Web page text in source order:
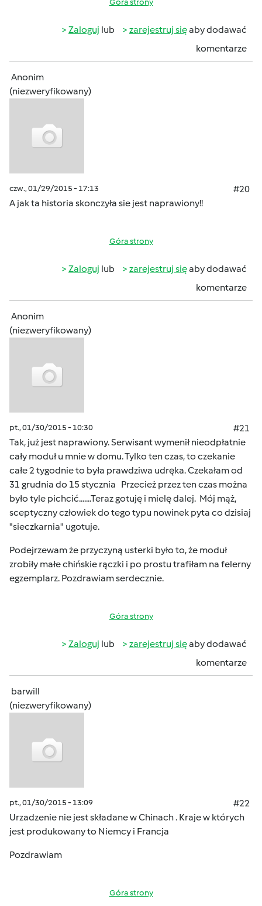
Góra strony
Zaloguj lub zarejestruj sięaby dodawać
komentarze
Anonim
(niezweryfikowany)
czw., 01/29/2015 - 17:13
#20
A jak ta historia skonczyła sie jest naprawiony!!
Góra strony
Zaloguj lub zarejestruj sięaby dodawać
komentarze
Anonim
(niezweryfikowany)
pt., 01/30/2015 - 10:30
#21
Tak, już jest naprawiony. Serwisant wymenił nieodpłatnie
cały moduł u mnie w domu. Tylko ten czas, to czekanie
całe 2 tygodnie to była prawdziwa udręka. Czekałam od
31 grudnia do 15 stycznia Przecież przez ten czas można
było tyle pichcić.......Teraz gotuję i mielę dalej. Mój mąż,
sceptyczny człowiek do tego typu nowinek pyta co dzisiaj
"sieczkarnia" ugotuje.
Podejrzewam że przyczyną usterki było to, że moduł
zrobiły małe chińskie rączki i po prostu trafiłam na felerny
egzemplarz. Pozdrawiam serdecznie.
Góra strony
Zaloguj lub zarejestruj sięaby dodawać
komentarze
barwill
(niezweryfikowany)
pt., 01/30/2015 - 13:09
#22
Urzadzenie nie jest składane w Chinach . Kraje w których
jest produkowany to Niemcy i Francja
Pozdrawiam
Góra strony